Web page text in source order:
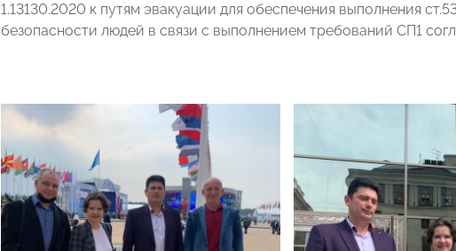
1.13130.2020 к путям эвакуации для обеспечения выполнения
безопасности людей в связи с выполнением требований СП1